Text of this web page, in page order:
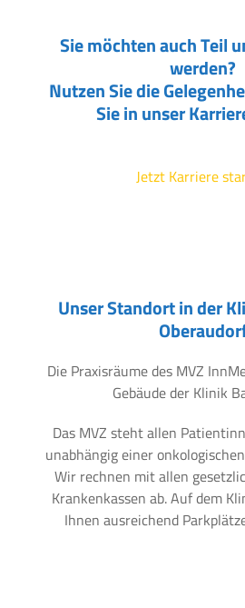
Sie möchten auch Teil
werden?
Nutzen Sie die
Sie in unser
Jetzt Karriere
Unser Standort in der
Die Praxisräume des MVZ
Gebäude der Klinik
Das MVZ steht allen
unabhängig einer
Wir rechnen mit allen
Krankenkassen ab. Auf dem
Ihnen ausreichend